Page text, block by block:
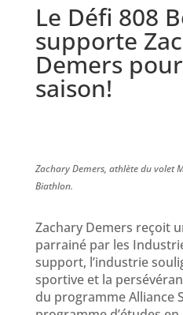
Le Défi 808
supporte
Demers
saison!
Zachary Demers, athlète du volet
Biathlon.
Zachary Demers reçoit
parrainé par les
support, l’industrie
sportive et la
du programme Alliance